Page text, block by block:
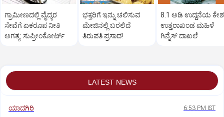
ಗ್ರಾಮೀಣದಲ್ಲಿ ವೈದ್ಯರ
ಸೇವೆಗೆ ಏಕರೂಪ ನೀತಿ
ಅಗತ್ಯ: ಸುಪ್ರೀಂಕೋರ್ಟ್‌
ಭಕ್ತರಿಗೆ ಇನ್ನು ಚಲಿಸುವ
ಮೇಜಿನಲ್ಲಿ ಬರಲಿದೆ
ತಿರುಪತಿ ಪ್ರಸಾದ!
8.1 ಅಡಿ ಉದ್ದನೆಯ
ಉತ್ತರಾಖಂಡ ಮಹಿಳೆ
ಗಿನ್ನೆಸ್‌ ದಾಖಲೆ
LATEST NEWS
ಯಾದಗಿರಿ 6:53 PM IST